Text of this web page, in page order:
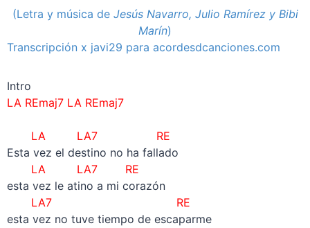
(Letra y música de Jesús Navarro, Julio Ramírez y Bibi
Marín)
Transcripción x javi29 para acordesdcanciones.com
Intro
LA REmaj7 LA REmaj7
LA LA7 RE
Esta vez el destino no ha fallado
LA LA7 RE
esta vez le atino a mi corazón
LA7 RE
esta vez no tuve tiempo de escaparme